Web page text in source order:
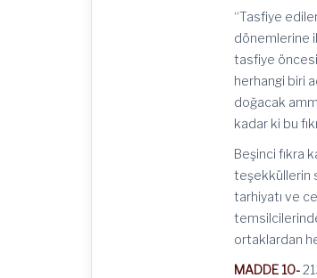
“Tasfiye
dönemlerine
tasfiye
herhangi biri
doğacak
kadar ki bu
Beşinci fıkra
teşekküllerin
tarhiyatı ve
ortaklardan
MADDE 10-